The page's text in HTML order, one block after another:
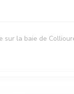
sur la baie de